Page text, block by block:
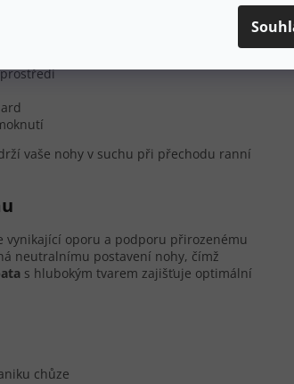
vaše nohy v suchu při přechodu ranní
vynikající oporu a podporu přirozenému
neutralnímu postavení nohy, čímž
s hlubokým tvarem zajišťuje optimální
chůze